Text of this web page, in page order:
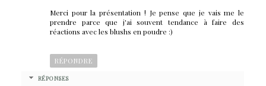
Merci pour la présentation ! Je pense que je vais me le
prendre parce que j'ai souvent tendance à faire des
réactions avec les blushs en poudre :)
RÉPONDRE
RÉPONSES